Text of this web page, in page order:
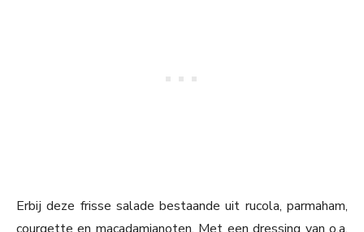
Erbij deze frisse salade bestaande uit rucola, parmaham,